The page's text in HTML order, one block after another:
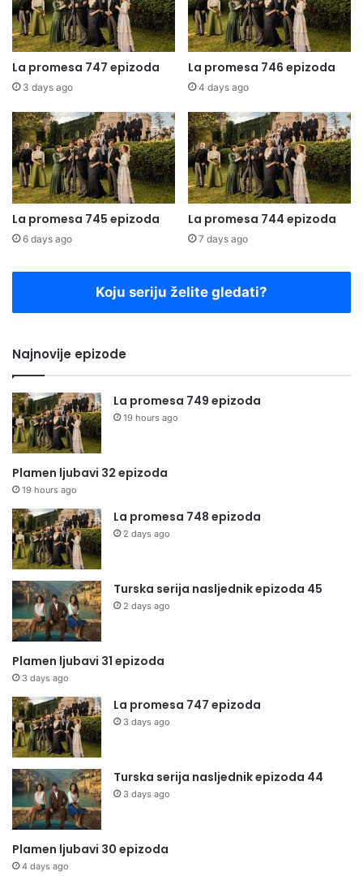
La promesa 747 epizoda
3 days ago
La promesa 746 epizoda
4 days ago
La promesa 745 epizoda
6 days ago
La promesa 744 epizoda
7 days ago
Koju seriju želite gledati?
Najnovije epizode
La promesa 749 epizoda
19 hours ago
Plamen ljubavi 32 epizoda
19 hours ago
La promesa 748 epizoda
2 days ago
Turska serija nasljednik epizoda 45
2 days ago
Plamen ljubavi 31 epizoda
3 days ago
La promesa 747 epizoda
3 days ago
Turska serija nasljednik epizoda 44
3 days ago
Plamen ljubavi 30 epizoda
4 days ago